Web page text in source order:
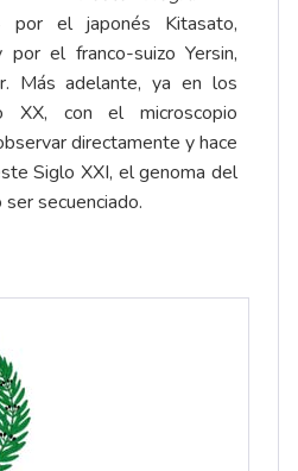
por el japonés Kitasato,
el franco-suizo Yersin,
Más adelante, ya en los
con el microscopio
directamente y hace
Siglo XXI, el genoma del
secuenciado.